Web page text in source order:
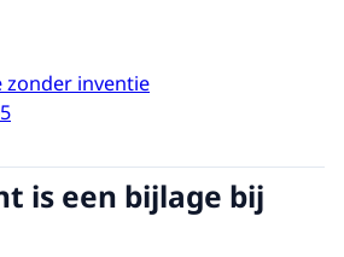
zonder inventie
is een bijlage bij